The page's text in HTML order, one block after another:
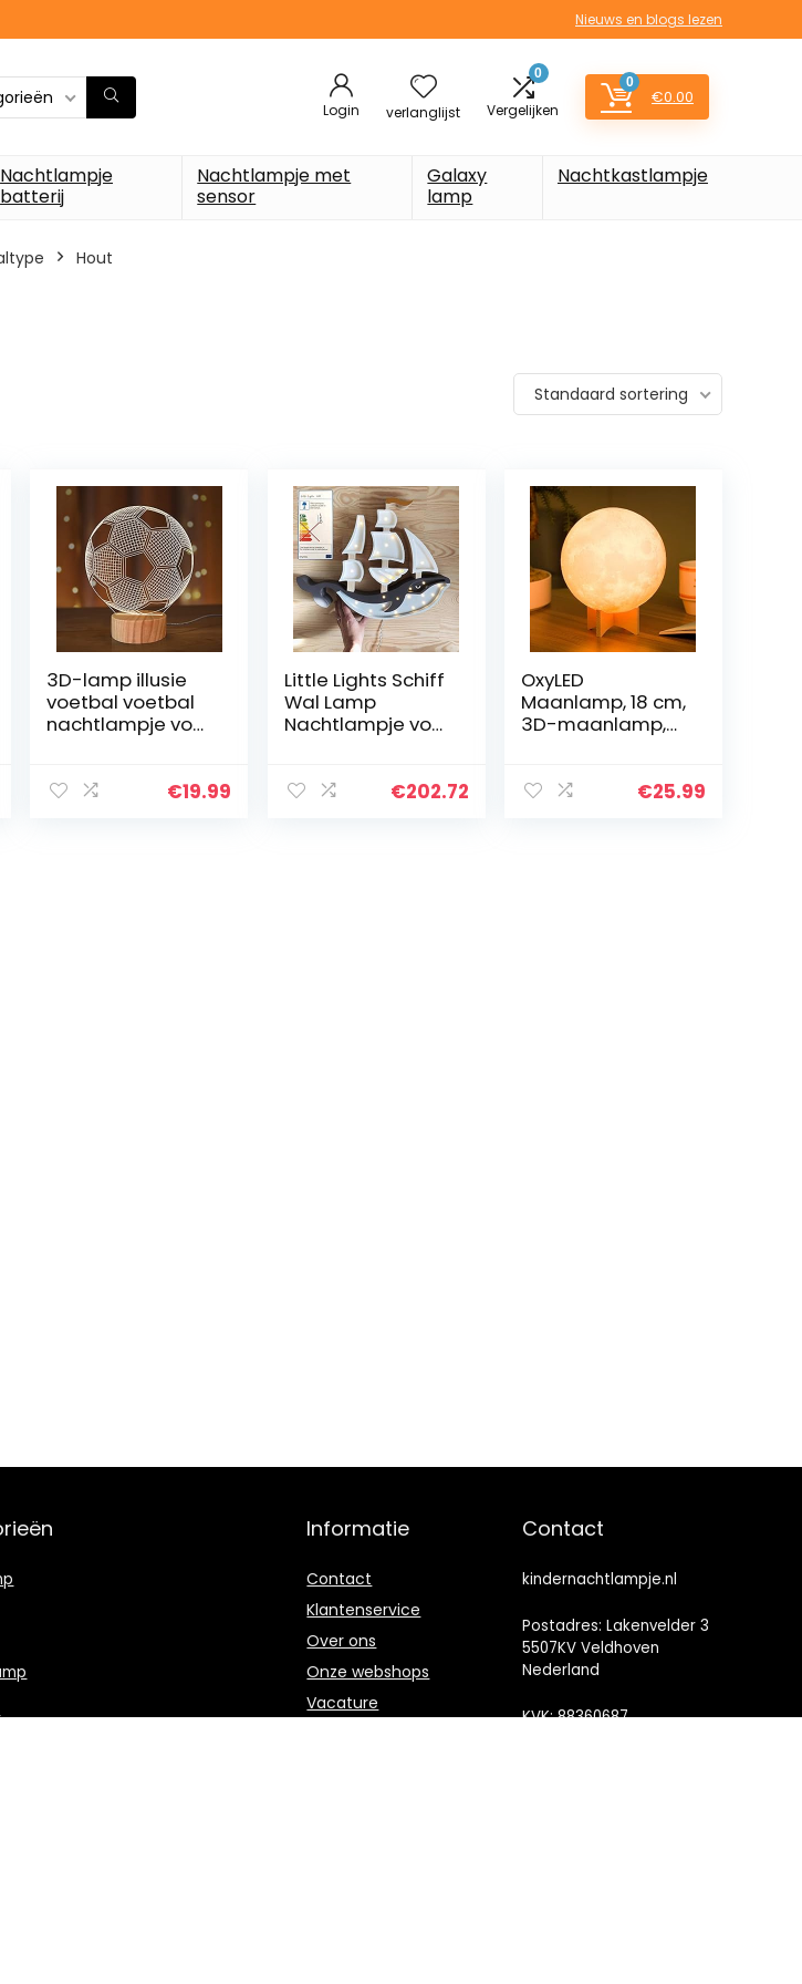
Nieuws en blogs lezen
Login verlanglijst
0
Vergelijken
0
€0.00
Nachtlampje
batterij
Nachtlampje met
sensor
Galaxy
lamp
Nachtkastlampje
‎Hout
Standaard sortering
3D-lamp illusie
voetbal voetbal
nachtlampje voor
geschenken,
€19.99
Little Lights Schiff
Wal Lamp
Nachtlampje voor
navy
€202.72
OxyLED
Maanlamp, 18 cm,
3D-maanlamp,
afstandsbedienin
€25.99
Informatie
Contact
Klantenservice
Over ons
Onze webshops
Vacature
Contact
kindernachtlampje.nl
Postadres: Lakenvelder 3
5507KV Veldhoven
Nederland
KVK: 88360687